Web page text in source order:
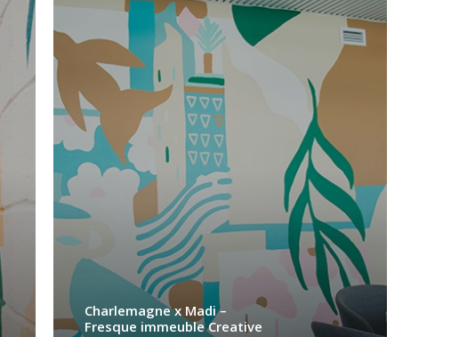
Charlemagne x Madi –
Fresque immeuble Creative